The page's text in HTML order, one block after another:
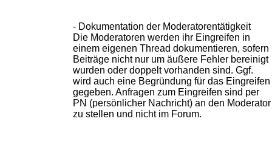
- Dokumentation der Moderatorentätigkeit
Die Moderatoren werden ihr Eingreifen in
einem eigenen Thread dokumentieren, sofern
Beiträge nicht nur um äußere Fehler bereinigt
wurden oder doppelt vorhanden sind. Ggf.
wird auch eine Begründung für das Eingreifen
gegeben. Anfragen zum Eingreifen sind per
PN (persönlicher Nachricht) an den Moderator
zu stellen und nicht im Forum.